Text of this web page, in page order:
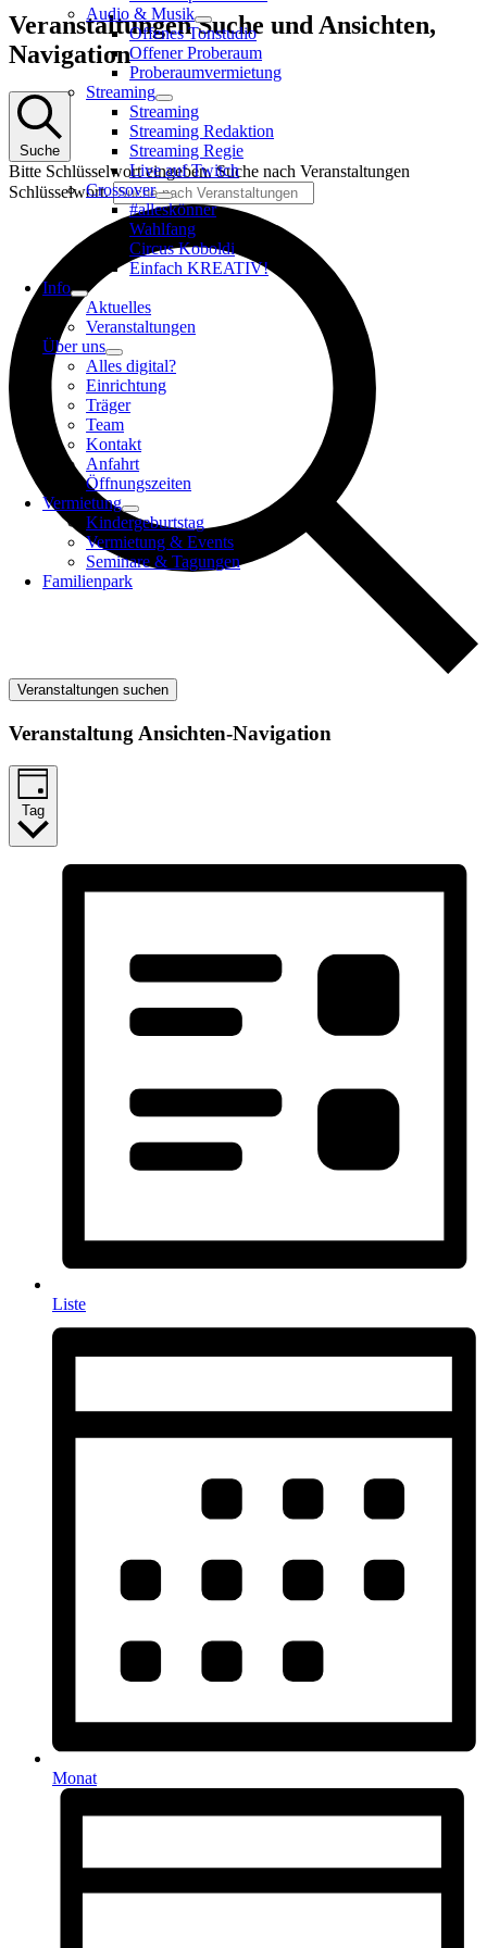
Audio & Musik
Offenes Tonstudio
Offener Proberaum
Proberaumvermietung
Streaming
Streaming
Streaming Redaktion
Streaming Regie
Live auf Twitch
Crossover
#alleskönner
Wahlfang
Circus Koboldi
Einfach KREATIV!
Info
Aktuelles
Veranstaltungen
Über uns
Alles digital?
Einrichtung
Träger
Team
Kontakt
Anfahrt
Öffnungszeiten
Vermietung
Kindergeburtstag
Vermietung & Events
Seminare & Tagungen
Familienpark
Veranstaltungen
für
12.
Oktober
2025
Veranstaltungen Suche und Ansichten,
Navigation
Suche
Bitte Schlüsselwort eingeben. Suche nach Veranstaltungen
Schlüsselwort.
Veranstaltungen suchen
Veranstaltung Ansichten-Navigation
Tag
Liste
Monat